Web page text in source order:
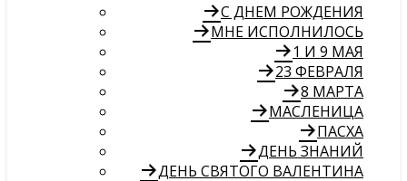
С ДНЕМ РОЖДЕНИЯ
МНЕ ИСПОЛНИЛОСЬ
1 И 9 МАЯ
23 ФЕВРАЛЯ
8 МАРТА
МАСЛЕНИЦА
ПАСХА
ДЕНЬ ЗНАНИЙ
ДЕНЬ СВЯТОГО ВАЛЕНТИНА